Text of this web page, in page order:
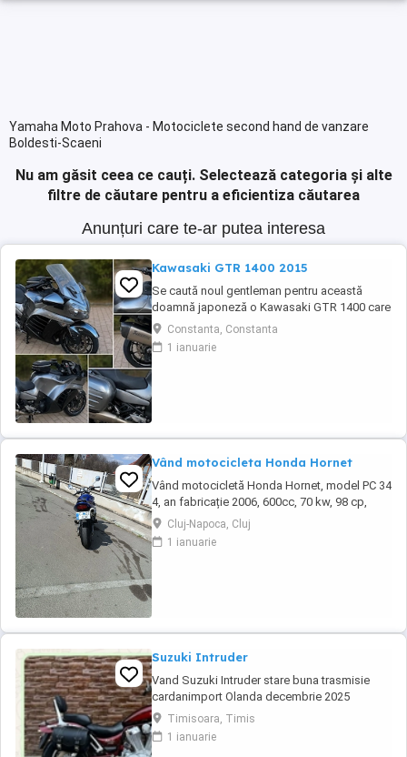
Yamaha Moto Prahova - Motociclete second hand de vanzare
Boldesti-Scaeni
Nu am găsit ceea ce cauți. Selectează categoria și alte
filtre de căutare pentru a eficientiza căutarea
Anunțuri care te-ar putea interesa
Kawasaki GTR 1400 2015
Se caută noul gentleman pentru această
doamnă japoneză o Kawasaki GTR 1400 care
încă întoarce priviri și iubește kilometrii. A fost
răsfățată, întreținută la timp și tratată cu
respect. O dau doar cuiva care va avea grijă
Constanta, Constanta
1 ianuarie
Vând motocicleta Honda Hornet
Vând motocicletă Honda Hornet, model PC 34
4, an fabricație 2006, 600cc, 70 kw, 98 cp,
inspecție tehnică valabilă până în august 2027
. Preț 1900 euro
Cluj-Napoca, Cluj
1 ianuarie
Suzuki Intruder
Vand Suzuki Intruder stare buna trasmisie
cardanimport Olanda decembrie 2025
inmatriculat RO IN FEBRUARIE Nu raspund la
mesaje.Schimb cu ATV plus sau minus
diferenta
Timisoara, Timis
1 ianuarie